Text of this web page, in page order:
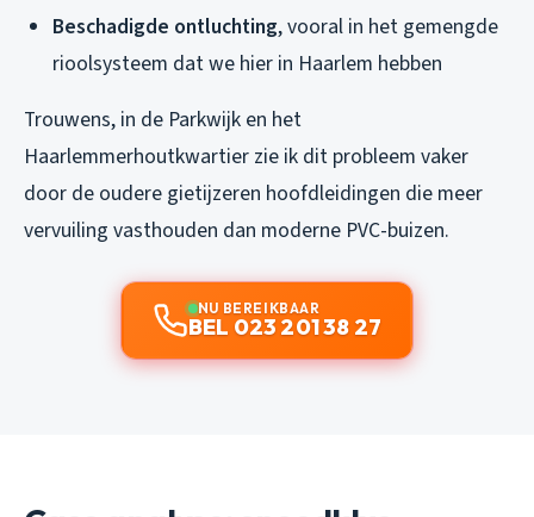
Beschadigde ontluchting, vooral in het gemengde
rioolsysteem dat we hier in Haarlem hebben
Trouwens, in de Parkwijk en het
Haarlemmerhoutkwartier zie ik dit probleem vaker
door de oudere gietijzeren hoofdleidingen die meer
vervuiling vasthouden dan moderne PVC-buizen.
NU BEREIKBAAR
BEL 023 201 38 27